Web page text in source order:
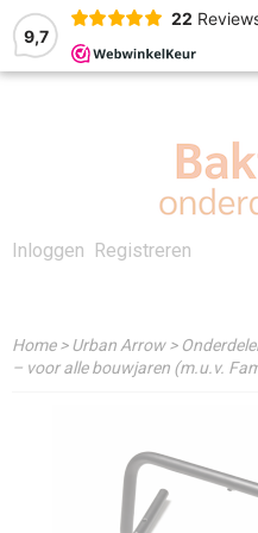
9,7
22
Inloggen Registreren
Home>Urban Arrow>
– voor alle bouwjaren (m.u.v.